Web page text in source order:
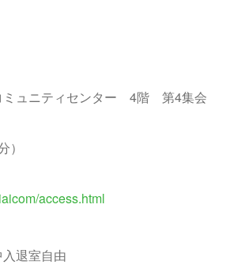
ミュニティセンター 4階 第4集会
）
access.html
退室自由